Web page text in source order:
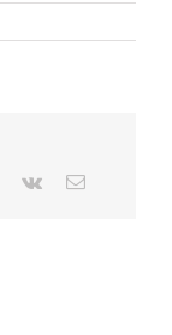
Pinterest
Vk
E-